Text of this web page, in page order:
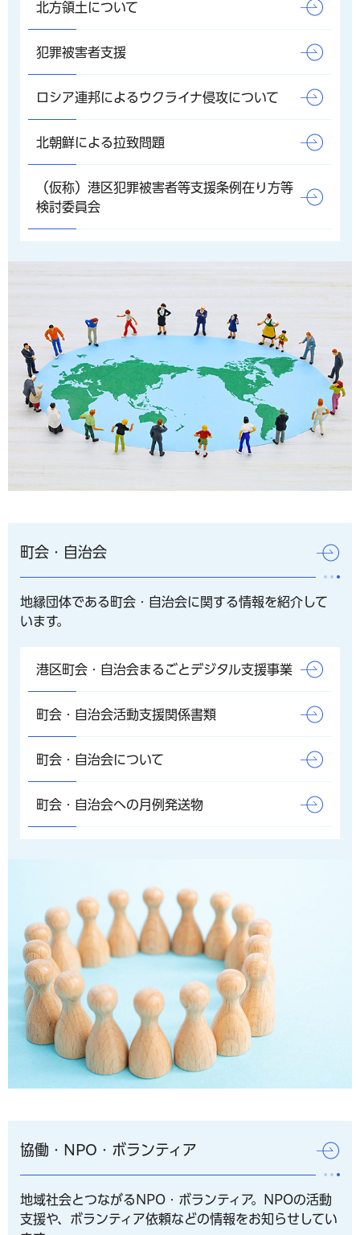
北方領土について
犯罪被害者支援
ロシア連邦によるウクライナ侵攻について
北朝鮮による拉致問題
（仮称）港区犯罪被害者等支援条例在り方等
検討委員会
町会・自治会
地縁団体である町会・自治会に関する情報を紹介して
います。
港区町会・自治会まるごとデジタル支援事業
町会・自治会活動支援関係書類
町会・自治会について
町会・自治会への月例発送物
協働・NPO・ボランティア
地域社会とつながるNPO・ボランティア。NPOの活動
支援や、ボランティア依頼などの情報をお知らせしてい